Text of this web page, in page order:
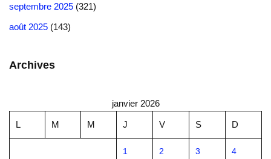
septembre 2025 (321)
août 2025 (143)
Archives
janvier 2026
L M M J V S D
1 2 3 4